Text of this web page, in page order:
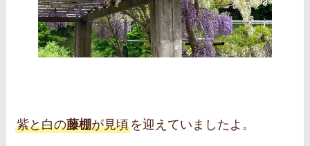
紫と白の藤棚が見頃を迎えていましたよ。